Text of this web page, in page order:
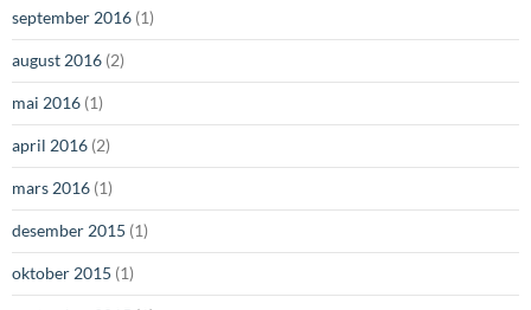
september 2016 (1)
august 2016 (2)
mai 2016 (1)
april 2016 (2)
mars 2016 (1)
desember 2015 (1)
oktober 2015 (1)